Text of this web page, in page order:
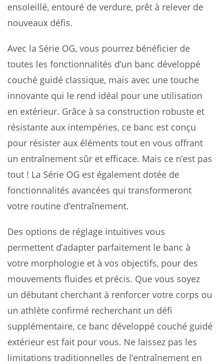
ensoleillé, entouré de verdure, prêt à relever de
nouveaux défis.
Avec la Série OG, vous pourrez bénéficier de
toutes les fonctionnalités d’un banc développé
couché guidé classique, mais avec une touche
innovante qui le rend idéal pour une utilisation
en extérieur. Grâce à sa construction robuste et
résistante aux intempéries, ce banc est conçu
pour résister aux éléments tout en vous offrant
un entraînement sûr et efficace. Mais ce n’est pas
tout ! La Série OG est également dotée de
fonctionnalités avancées qui transformeront
votre routine d’entraînement.
Des options de réglage intuitives vous
permettent d’adapter parfaitement le banc à
votre morphologie et à vos objectifs, pour des
mouvements fluides et précis. Que vous soyez
un débutant cherchant à renforcer votre corps ou
un athlète confirmé recherchant un défi
supplémentaire, ce banc développé couché guidé
extérieur est fait pour vous. Ne laissez pas les
limitations traditionnelles de l’entraînement en